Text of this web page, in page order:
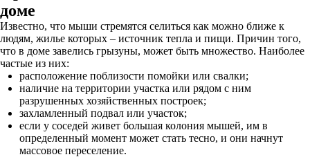
доме
Известно, что мыши стремятся селиться как можно ближе к
людям, жилье которых – источник тепла и пищи. Причин того,
что в доме завелись грызуны, может быть множество. Наиболее
частые из них:
расположение поблизости помойки или свалки;
наличие на территории участка или рядом с ним
разрушенных хозяйственных построек;
захламленный подвал или участок;
если у соседей живет большая колония мышей, им в
определенный момент может стать тесно, и они начнут
массовое переселение.